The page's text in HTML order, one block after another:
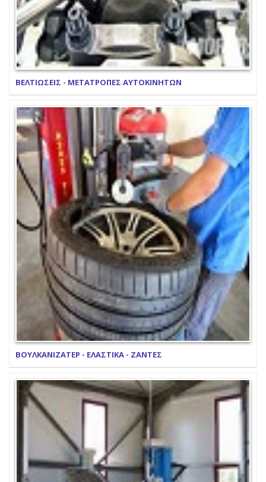
ΒΕΛΤΙΩΣΕΙΣ - ΜΕΤΑΤΡΟΠΕΣ ΑΥΤΟΚΙΝΗΤΩΝ
ΒΟΥΛΚΑΝΙΖΑΤΕΡ - ΕΛΑΣΤΙΚΑ - ΖΑΝΤΕΣ